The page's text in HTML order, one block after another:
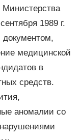
1989 г.
документом,
медицинской
в
средств.
аномалии со